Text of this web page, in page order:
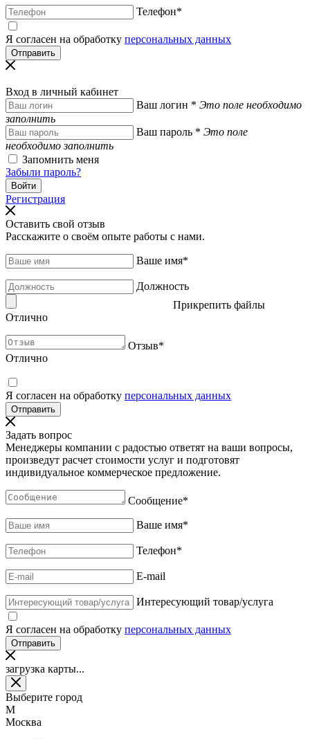
Телефон*
Я согласен на обработку персональных данных
Вход в личный кабинет
Ваш логин * Это поле необходимо
заполнить
Ваш пароль * Это поле
необходимо заполнить
Запомнить меня
Забыли пароль?
Регистрация
Оставить свой отзыв
Расскажите о своём опыте работы с нами.
Ваше имя*
Должность
Прикрепить файлы
Отлично
Отзыв*
Отлично
Я согласен на обработку персональных данных
Задать вопрос
Менеджеры компании с радостью ответят на ваши вопросы,
произведут расчет стоимости услуг и подготовят
индивидуальное коммерческое предложение.
Сообщение*
Ваше имя*
Телефон*
E-mail
Интересующий товар/услуга
Я согласен на обработку персональных данных
загрузка карты...
Выберите город
М
Москва